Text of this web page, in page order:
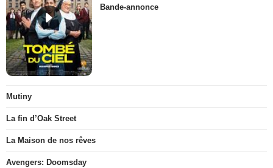
Bande-annonce
Mutiny
La fin d’Oak Street
La Maison de nos rêves
Avengers: Doomsday